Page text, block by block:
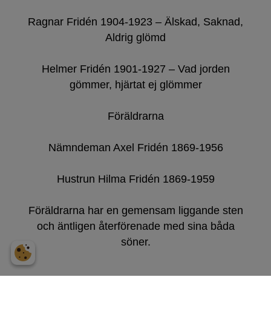
Ragnar Fridén 1904-1923 – Älskad, Saknad,
Aldrig glömd
Helmer Fridén 1901-1927 – Vad jorden
gömmer, hjärtat ej glömmer
Föräldrarna
Nämndeman Axel Fridén 1869-1956
Hustrun Hilma Fridén 1869-1959
Föräldrarna har en gemensam liggande sten
och äntligen återförenade med sina båda
söner.